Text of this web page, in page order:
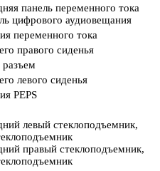
панель переменного тока
цифрового аудиовещания
переменного тока
правого сиденья
разъем
левого сиденья
PEPS
левый стеклоподъемник,
правый стеклоподъемник,